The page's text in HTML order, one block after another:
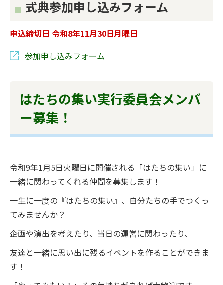
式典参加申し込みフォーム
申込締切日 令和8年11月30日月曜日
参加申し込みフォーム
はたちの集い実行委員会メンバ
ー募集！
令和9年1月5日火曜日に開催される「はたちの集い」に
一緒に関わってくれる仲間を募集します！
一生に一度の『はたちの集い』、自分たちの手でつくっ
てみませんか？
企画や演出を考えたり、当日の運営に関わったり、
友達と一緒に思い出に残るイベントを作ることができま
す！